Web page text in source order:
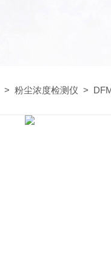
> 粉尘浓度检测仪 >